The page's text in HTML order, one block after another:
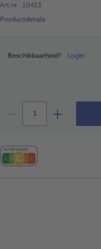
Art.nr. 10413
Productdetails
Beschikbaarheid? Login